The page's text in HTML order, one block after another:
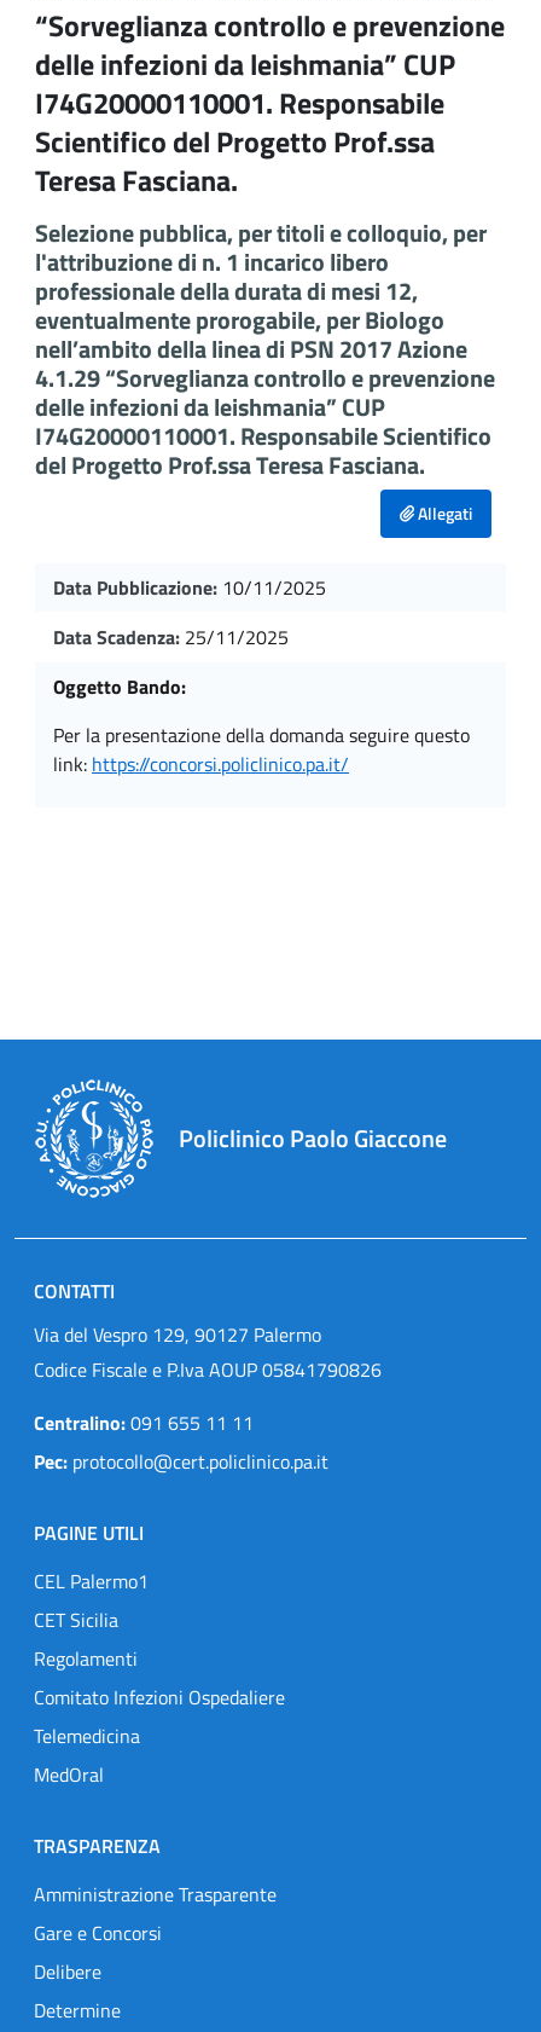
“Sorveglianza controllo e prevenzione
delle infezioni da leishmania” CUP
I74G20000110001. Responsabile
Scientifico del Progetto Prof.ssa
Teresa Fasciana.
Selezione pubblica, per titoli e colloquio, per
l'attribuzione di n. 1 incarico libero
professionale della durata di mesi 12,
eventualmente prorogabile, per Biologo
nell’ambito della linea di PSN 2017 Azione
4.1.29 “Sorveglianza controllo e prevenzione
delle infezioni da leishmania” CUP
I74G20000110001. Responsabile Scientifico
del Progetto Prof.ssa Teresa Fasciana.
Allegati
Data Pubblicazione: 10/11/2025
Data Scadenza: 25/11/2025
Oggetto Bando:
per la presentazione della domanda seguire questo
link: https://concorsi.policlinico.pa.it/
Policlinico Paolo Giaccone
CONTATTI
Via del Vespro 129, 90127 Palermo
Codice Fiscale e P.Iva AOUP 05841790826
Centralino:091 655 11 11
Pec: protocollo@cert.policlinico.pa.it
PAGINE UTILI
CEL Palermo1
CET Sicilia
Regolamenti
Comitato Infezioni Ospedaliere
Telemedicina
MedOral
TRASPARENZA
Amministrazione Trasparente
Gare e Concorsi
Delibere
Determine